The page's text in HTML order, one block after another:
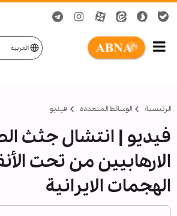
العربية
الرئيسية الوسائط المتعدده فیدیو
فيديو | انتشال جثث
الارهابيين من تحت
الهجمات الايرانية